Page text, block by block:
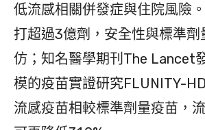
低流感相關併發症與住院風險
打超過3億劑，安全性與標準劑
仿；知名醫學期刊The Lancet
模的疫苗實證研究FLUNITY-
流感疫苗相較標準劑量疫苗，